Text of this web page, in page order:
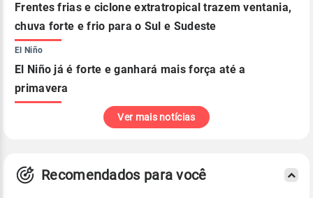
Frentes frias e ciclone extratropical trazem ventania,
chuva forte e frio para o Sul e Sudeste
El Niño
El Niño já é forte e ganhará mais força até a
primavera
Ver mais notícias
Recomendados para você